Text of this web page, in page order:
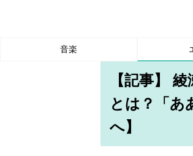
音楽
【記事】
とは？「あ
へ】